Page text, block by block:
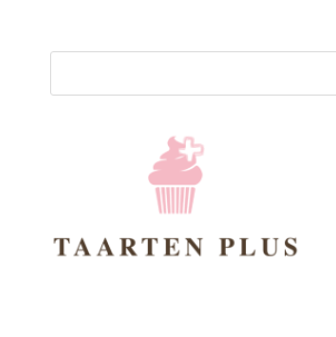
€5,45.€4,09.